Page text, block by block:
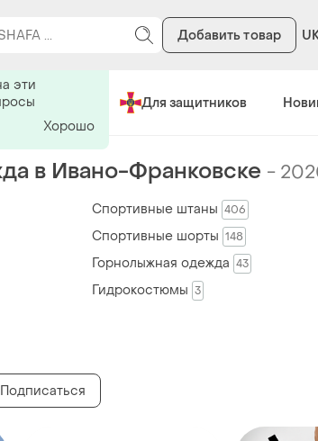
Добавить товар
в Украине Для защитников
в Ивано-Франковске -
Спортивные штаны 406
Спортивные шорты 148
Горнолыжная одежда 43
Гидрокостюмы 3
Подписаться
эти
Хорошо